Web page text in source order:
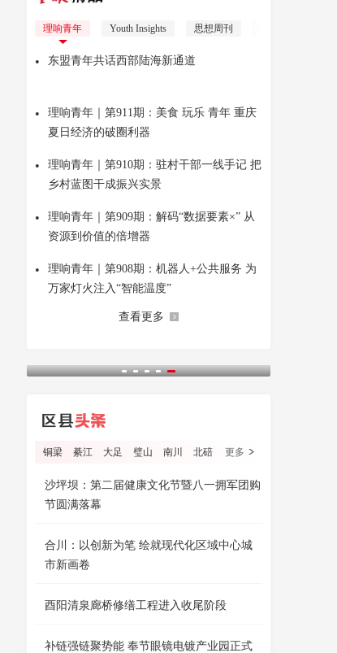
理响青年 Youth Insights 思想周刊
• 东盟青年共话西部陆海新通道
•
理响青年｜第911期：美食 玩乐 青年 重庆
夏日经济的破圈利器
•
理响青年｜第910期：驻村干部一线手记 把
乡村蓝图干成振兴实景
•
理响青年｜第909期：解码“数据要素×” 从
资源到价值的倍增器
•
理响青年｜第908期：机器人+公共服务 为
万家灯火注入“智能温度”
查看更多
铜梁 綦江 大足 璧山 南川 北碚 更多
沙坪坝：第二届健康文化节暨八一拥军团购
节圆满落幕
合川：以创新为笔 绘就现代化区域中心城
市新画卷
酉阳清泉廊桥修缮工程进入收尾阶段
补链强链聚势能 奉节眼镜电镀产业园正式